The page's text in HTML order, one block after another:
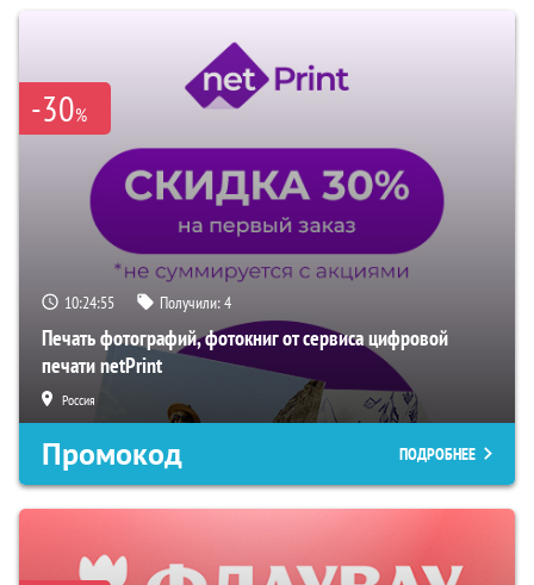
-30%
10:24:54 Получили:4
Печать фотографий, фотокниг от сервиса цифровой
печати netPrint
Россия
Промокод ПОДРОБНЕЕ